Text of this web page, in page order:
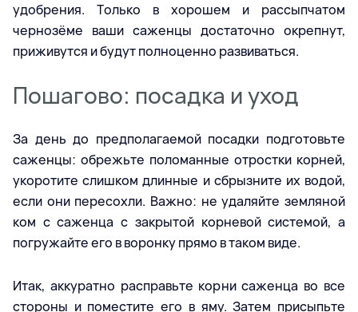
удобрения. Только в хорошем и рассыпчатом
чернозёме ваши саженцы достаточно окрепнут,
приживутся и будут полноценно развиваться.
Пошагово: посадка и уход
За день до предполагаемой посадки подготовьте
саженцы: обрежьте поломанные отростки корней,
укоротите слишком длинные и сбрызните их водой,
если они пересохли. Важно: не удаляйте земляной
ком с саженца с закрытой корневой системой, а
погружайте его в воронку прямо в таком виде.
Итак, аккуратно расправьте корни саженца во все
стороны и поместите его в яму. Затем присыпьте